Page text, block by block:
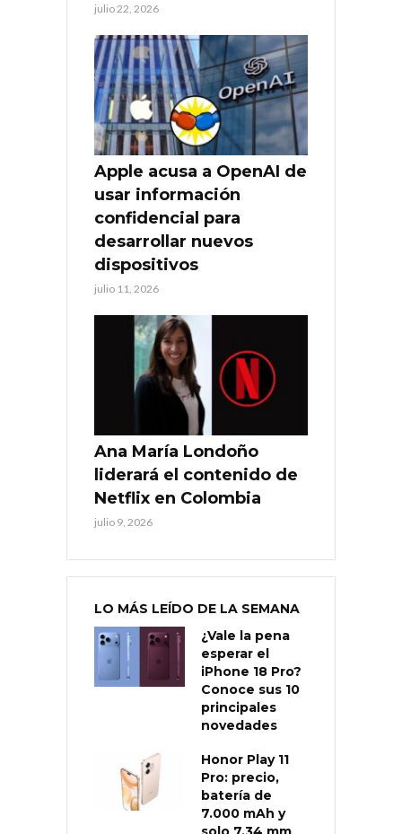
julio 22, 2026
Apple acusa a OpenAI de
usar información
confidencial para
desarrollar nuevos
dispositivos
julio 11, 2026
Ana María Londoño
liderará el contenido de
Netflix en Colombia
julio 9, 2026
LO MÁS LEÍDO DE LA SEMANA
¿Vale la pena
esperar el
iPhone 18 Pro?
Conoce sus 10
principales
novedades
Honor Play 11
Pro: precio,
batería de
7.000 mAh y